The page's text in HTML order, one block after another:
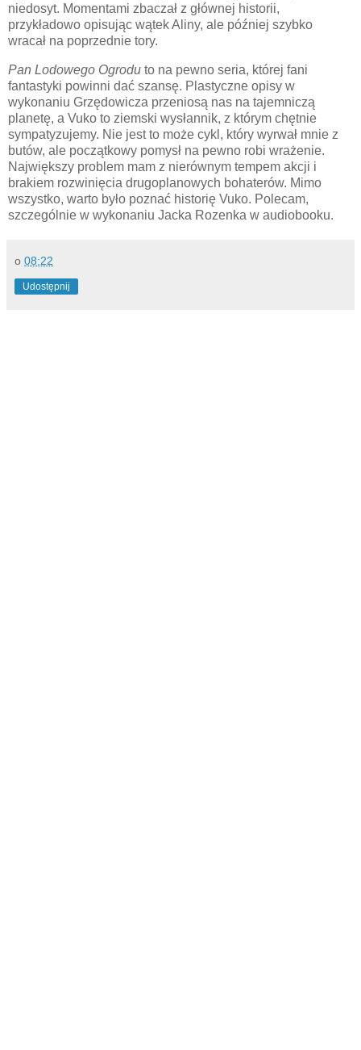
niedosyt. Momentami zbaczał z głównej historii,
przykładowo opisując wątek Aliny, ale później szybko
wracał na poprzednie tory.
Pan Lodowego Ogrodu to na pewno seria, której fani
fantastyki powinni dać szansę. Plastyczne opisy w
wykonaniu Grzędowicza przeniosą nas na tajemniczą
planetę, a Vuko to ziemski wysłannik, z którym chętnie
sympatyzujemy. Nie jest to może cykl, który wyrwał mnie z
butów, ale początkowy pomysł na pewno robi wrażenie.
Największy problem mam z nierównym tempem akcji i
brakiem rozwinięcia drugoplanowych bohaterów. Mimo
wszystko, warto było poznać historię Vuko. Polecam,
szczególnie w wykonaniu Jacka Rozenka w audiobooku.
o 08:22
Udostępnij